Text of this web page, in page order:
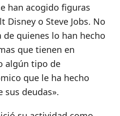
han acogido figuras
Disney o Steve Jobs. No
quienes lo han hecho
que tienen en
algún tipo de
que le ha hecho
sus deudas».